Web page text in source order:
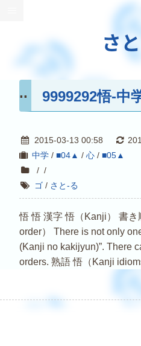
さ
9999292悟-中
2015-03-13 00:58
中学/ ■04▲ / 心/ ■05▲
/ /
ゴ / さと-る
悟 悟 漢字 悟（Kanji） 書
order） There is not only
(Kanji no kakijyun)”. There
orders. 熟語 悟（Kanji